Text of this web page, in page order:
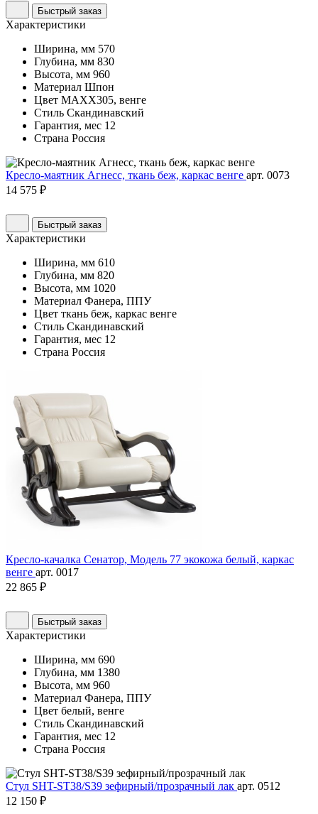
Быстрый заказ
Характеристики
Ширина, мм 570
Глубина, мм 830
Высота, мм 960
Материал Шпон
Цвет MAXX305, венге
Стиль Скандинавский
Гарантия, мес 12
Страна Россия
Кресло-маятник Агнесс, ткань беж, каркас венге арт. 0073
14 575 ₽
Быстрый заказ
Характеристики
Ширина, мм 610
Глубина, мм 820
Высота, мм 1020
Материал Фанера, ППУ
Цвет ткань беж, каркас венге
Стиль Скандинавский
Гарантия, мес 12
Страна Россия
Кресло-качалка Сенатор, Модель 77 экокожа белый, каркас
венге арт. 0017
22 865 ₽
Быстрый заказ
Характеристики
Ширина, мм 690
Глубина, мм 1380
Высота, мм 960
Материал Фанера, ППУ
Цвет белый, венге
Стиль Скандинавский
Гарантия, мес 12
Страна Россия
Стул SHT-ST38/S39 зефирный/прозрачный лак арт. 0512
12 150 ₽